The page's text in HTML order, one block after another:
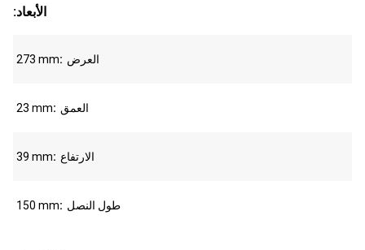
:الأبعاد
273 mm العرض
23 mm العمق
39 mm الارتفاع
150 mm طول النصل